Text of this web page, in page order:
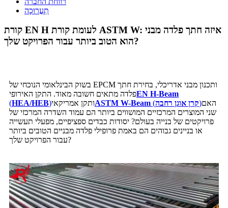
תַעֲרוּכָה
קורת EN H לעומת קורת ASTM W: איזה חתך פלדה מבני
הוא הטוב ביותר עבור הפרויקט שלך?
בשוק הבינלאומי הנוכחי של EPCM ותכנון מבני אדריכלי, בחירת חתך
פלדה מתאים חשובה מאוד. התקן האירופיEN H-Beam
(HEA/HEB)ותקן אמריקאיASTM W-Beam (קרן אוגן רחבה)האם
שני המוצרים המרכזיים המושווים ביותר הם עמוד השדרה המרכזי של
פרויקטים של בנייה בעולם? יסודות כבדים ספציפיים, מפעלי תעשייה
או בניינים גבוהים הם באמת פרופילי פלדה מבניים הטובים ביותר
עבור הפרויקט שלך?